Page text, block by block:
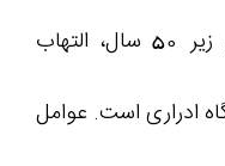
اوج خود می رسد. برای مردان زیر 50 سال، التهاب
ادراری است. عوامل